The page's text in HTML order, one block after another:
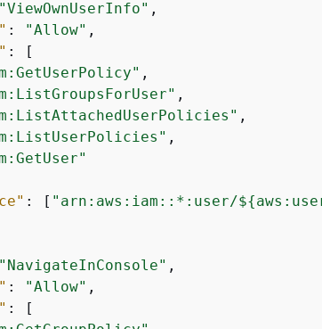
"ViewOwnUserInfo" ,
: "Allow" ,
: [
,
,
,
,
: [ "arn:aws:iam::*:user/${
"NavigateInConsole" ,
: "Allow" ,
: [